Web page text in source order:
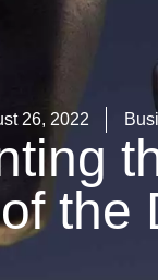
26, 2022